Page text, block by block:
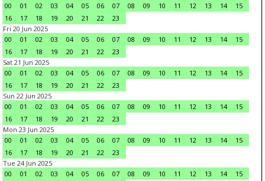
00
01 02 03 04 05 06 07 08 09 10 11 12 13 14
15
16
17 18 19 20 21 22
23
Fri 20 Jun 2025
00
01 02 03 04 05 06 07 08 09 10 11 12 13 14
15
16
17 18 19 20 21 22
23
Sat 21 Jun 2025
00
01 02 03 04 05 06 07 08 09 10 11 12 13 14
15
16
17 18 19 20 21 22
23
Sun 22 Jun 2025
00
01 02 03 04 05 06 07 08 09 10 11 12 13 14
15
16
17 18 19 20 21 22
23
Mon 23 Jun 2025
00
01 02 03 04 05 06 07 08 09 10 11 12 13 14
15
16
17 18 19 20 21 22
23
Tue 24 Jun 2025
00
01 02 03 04 05 06 07 08 09 10 11 12 13 14
15